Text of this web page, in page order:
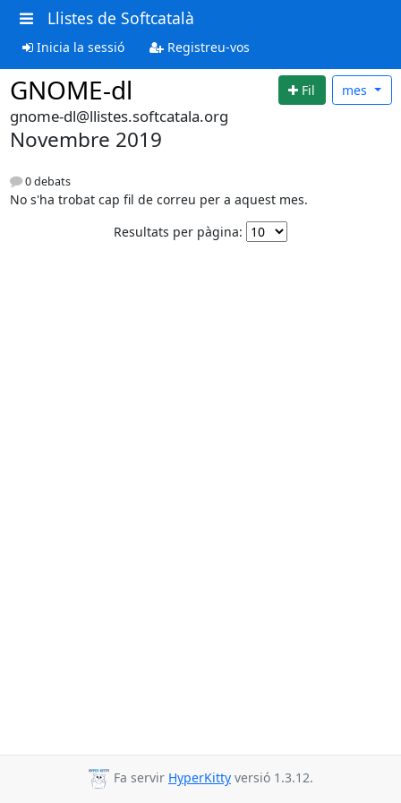
Llistes de Softcatalà
Inicia la sessió Registreu-vos
GNOME-dl Fil mes
gnome-dl@llistes.softcatala.org
Novembre 2019
0 debats
No s'ha trobat cap fil de correu per a aquest mes.
Resultats per pàgina:
Fa servir HyperKitty versió 1.3.12.